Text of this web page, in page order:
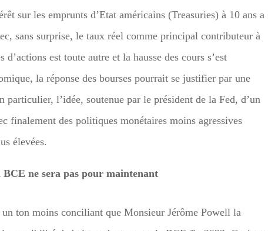
sur les emprunts d’Etat américains (Treasuries) à 10 ans a
sans surprise, le taux réel comme principal contributeur à
est toute autre et la hausse des cours s’est
la réponse des bourses pourrait se justifier par une
l’idée, soutenue par le président de la Fed, d’un
finalement des politiques monétaires moins agressives
élevées.
ne sera pas pour maintenant
ton moins conciliant que Monsieur Jérôme Powell la